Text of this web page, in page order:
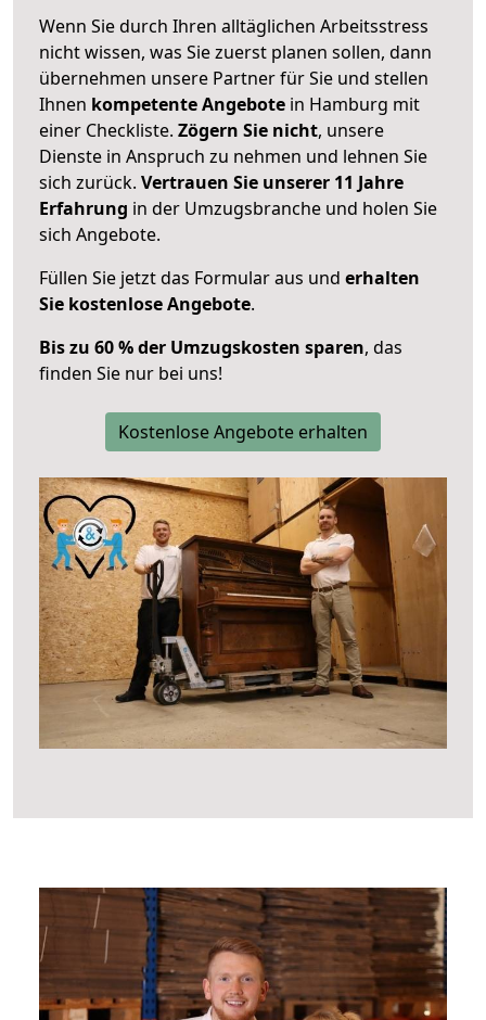
Wenn Sie durch Ihren alltäglichen Arbeitsstress
nicht wissen, was Sie zuerst planen sollen, dann
übernehmen unsere Partner für Sie und stellen
Ihnen kompetente Angebote in Hamburg mit
einer Checkliste. Zögern Sie nicht, unsere
Dienste in Anspruch zu nehmen und lehnen Sie
sich zurück. Vertrauen Sie unserer 11 Jahre
Erfahrung in der Umzugsbranche und holen Sie
sich Angebote.
Füllen Sie jetzt das Formular aus und erhalten
Sie kostenlose Angebote.
Bis zu 60 % der Umzugskosten sparen, das
finden Sie nur bei uns!
Kostenlose Angebote erhalten